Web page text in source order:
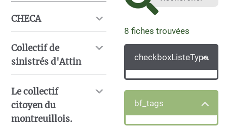
8 fiches trouvées
checkboxListeType
bf_tags
CHECA
Collectif de
sinistrés d'Attin
Le collectif
citoyen du
montreuillois.